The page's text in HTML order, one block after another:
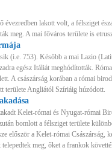
évezredben lakott volt, a félsziget
meg. A mai főváros területe is
(i.e. 753). Később a mai Lazio
egész Itáliát meghódították.
A császárság korában a római
területe Angliától Szíriáig húzódott.
Kelet-római és Nyugat-római
bomlott a félsziget területe
először a Kelet-római Császárság,
meg, őket a frankok